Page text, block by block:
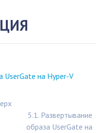
UserGate на Hyper-V
5.1. Развертывание
образа UserGate на